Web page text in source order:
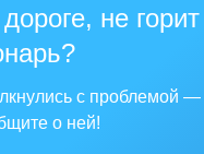
не горит
с проблемой —
о ней!